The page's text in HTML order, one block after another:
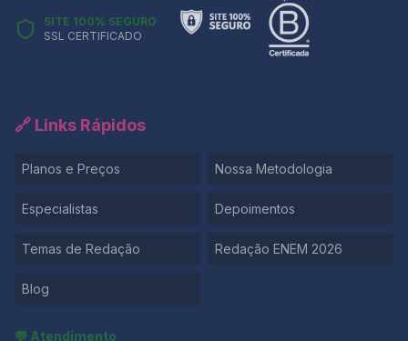
SITE 100% SEGURO
SSL CERTIFICADO
🔗 Links Rápidos
Planos e Preços Nossa Metodologia
Especialistas Depoimentos
Temas de Redação Redação ENEM 2026
Blog
💬 Atendimento